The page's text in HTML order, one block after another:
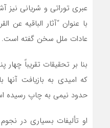
عبری توراتی و سُریانی
با عنوان “آثار الباقیه عن
عادات ملل سخن گفته است.
بنا بر تحقیقات تقریباً چهار
که امیدی به بازیافت
حدود نیمی به چاپ رسیده
او تألیفات بسیاری در